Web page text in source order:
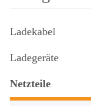
Ladekabel
Ladegeräte
Netzteile